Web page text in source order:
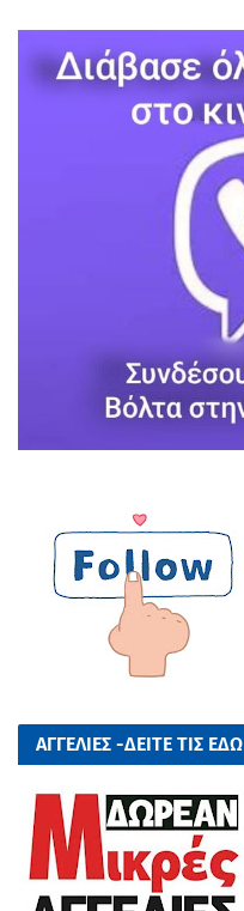
ΑΓΓΕΛΙΕΣ -ΔΕΙΤΕ ΤΙΣ ΕΔΩ